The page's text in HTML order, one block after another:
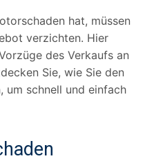
hat, müssen
verzichten. Hier
des Verkaufs an
Sie, wie Sie den
um schnell und einfach